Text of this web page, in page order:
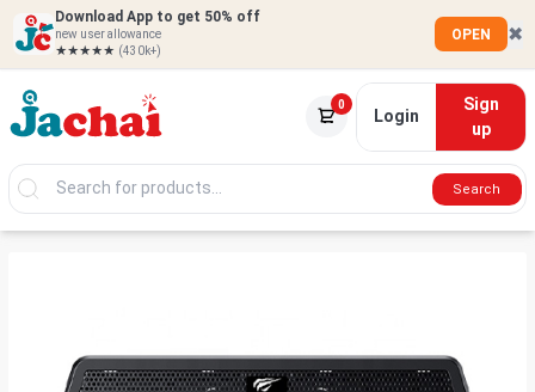
Download App to get 50% off
new user allowance
★★★★★ (430k+)
OPEN ✖
0
Login
Sign
up
Search